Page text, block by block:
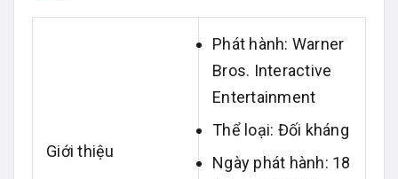
Giới thiệu
Phát hành: Warner
Bros. Interactive
Entertainment
Thể loại: Đối kháng
Ngày phát hành: 18